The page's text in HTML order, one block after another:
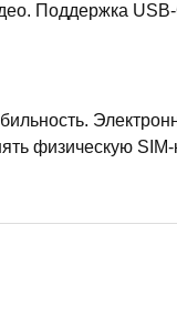
Поддержка
физическую SIM-